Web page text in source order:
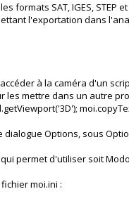
formats SAT, IGES,
l'exportation dans
à la caméra d'un
mettre dans un autre
Options, sous
permet d'utiliser soit
moi.ini :